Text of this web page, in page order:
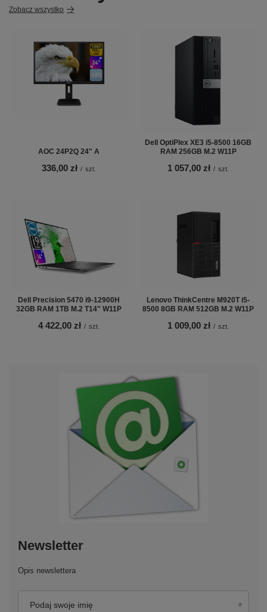
Zobacz wszystko
AOC 24P2Q 24" A
336,00 zł / szt.
Dell OptiPlex XE3 i5-8500 16GB
RAM 256GB M.2 W11P
1 057,00 zł / szt.
Dell Precision 5470 i9-12900H
32GB RAM 1TB M.2 T14" W11P
4 422,00 zł / szt.
Lenovo ThinkCentre M920T i5-
8500 8GB RAM 512GB M.2 W11P
1 009,00 zł / szt.
Newsletter
Opis newslettera
Podaj swoje imię